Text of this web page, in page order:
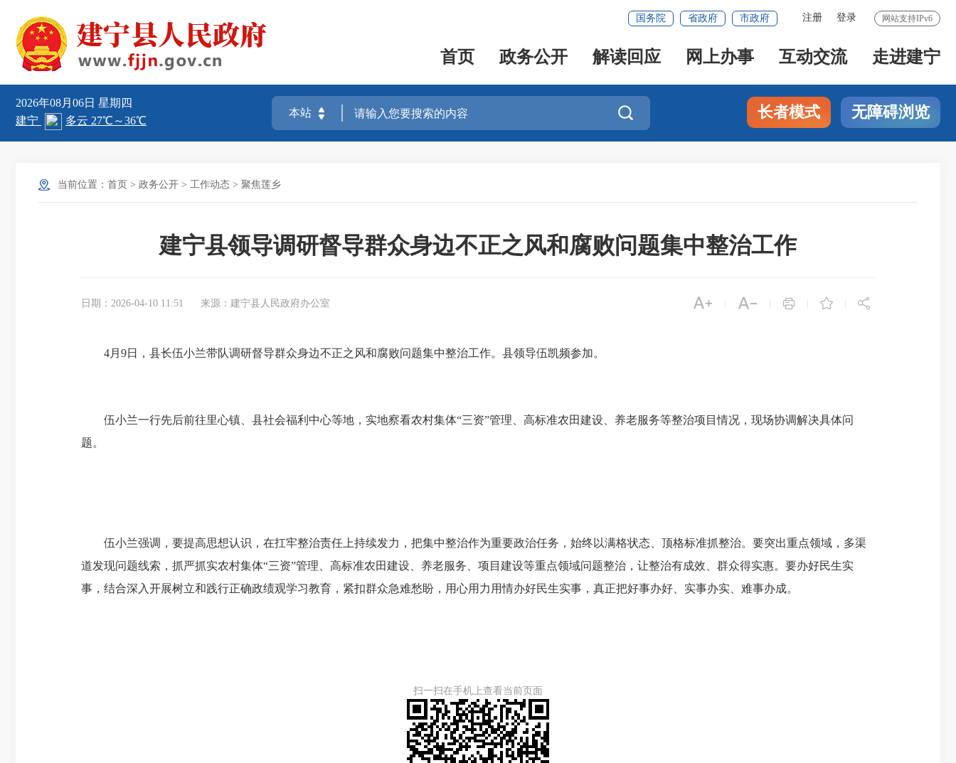
网站支持IPv6
注册 登录
国务院 省政府 市政府
首页 政务公开 解读回应 网上办事 互动交流 走进建宁
2026年08月06日 星期四
 长者模式 无障碍浏览
当前位置： 首页 > 政务公开 > 工作动态 > 聚焦莲乡
建宁县领导调研督导群众身边不正之风和腐败问题集中整治工作
日期：2026-04-10 11:51 来源：建宁县人民政府办公室     
4月9日，县长伍小兰带队调研督导群众身边不正之风和腐败问题集中整治工作。县领导伍凯频参加。
伍小兰一行先后前往里心镇、县社会福利中心等地，实地察看农村集体“三资”管理、高标准农田建设、养老服务等整治项目情况，现场协调解决具体问
题。
伍小兰强调，要提高思想认识，在扛牢整治责任上持续发力，把集中整治作为重要政治任务，始终以满格状态、顶格标准抓整治。要突出重点领域，多渠
道发现问题线索，抓严抓实农村集体“三资”管理、高标准农田建设、养老服务、项目建设等重点领域问题整治，让整治有成效、群众得实惠。要办好民生实
事，结合深入开展树立和践行正确政绩观学习教育，紧扣群众急难愁盼，用心用力用情办好民生实事，真正把好事办好、实事办实、难事办成。
扫一扫在手机上查看当前页面